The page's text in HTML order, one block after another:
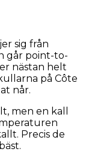
sig från
går point-to-
nästan helt
på Côte
når.
men en kall
Precis de